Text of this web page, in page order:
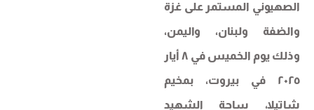
الصهيوني المستمر على غزة
والضفة ولبنان، واليمن،
وذلك يوم الخميس في ٨ أيار
٢٠٢٥ في بيروت، بمخيم
شاتيلا، ساحة الشهيد